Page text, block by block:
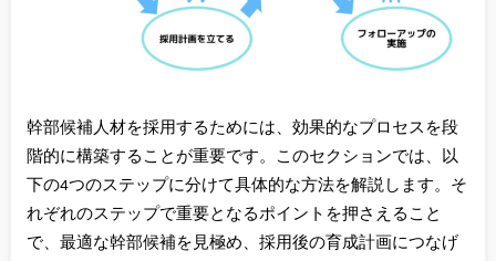
幹部候補人材を採用するためには、効果的なプロセスを段
階的に構築することが重要です。このセクションでは、以
下の4つのステップに分けて具体的な方法を解説します。そ
れぞれのステップで重要となるポイントを押さえること
で、最適な幹部候補を見極め、採用後の育成計画につなげ